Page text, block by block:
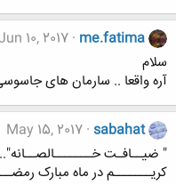
me.fatima
10, 2017
سلام
آره واقعا .. سارمان های
sabahat
May 15, 2017
" ضیــافـت
کریـــــــم در ماه مبارک